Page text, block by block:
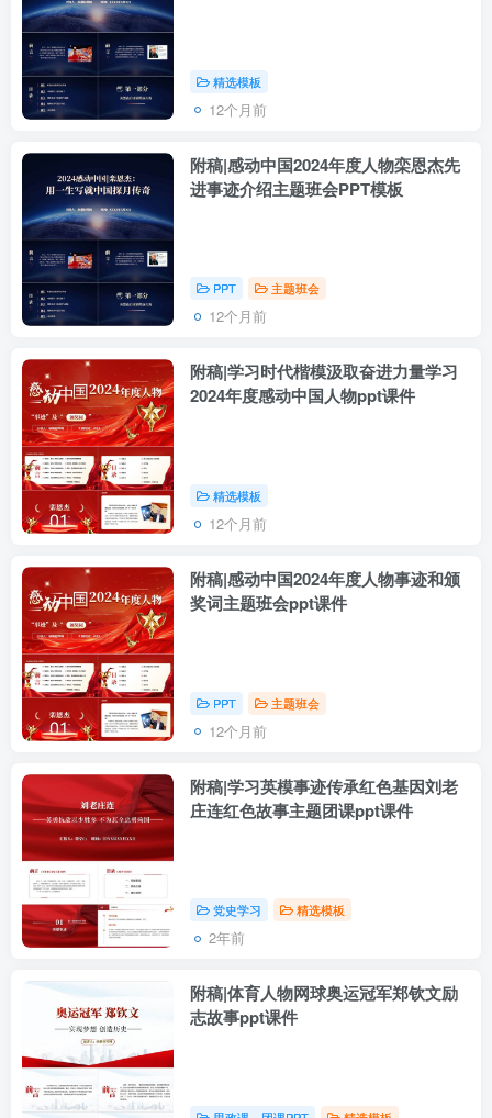
精选模板
12个月前
附稿|感动中国2024年度人物栾恩杰先
进事迹介绍主题班会PPT模板
PPT 主题班会
12个月前
附稿|学习时代楷模汲取奋进力量学习
2024年度感动中国人物ppt课件
精选模板
12个月前
附稿|感动中国2024年度人物事迹和颁
奖词主题班会ppt课件
PPT 主题班会
12个月前
附稿|学习英模事迹传承红色基因刘老
庄连红色故事主题团课ppt课件
党史学习 精选模板
2年前
附稿|体育人物网球奥运冠军郑钦文励
志故事ppt课件